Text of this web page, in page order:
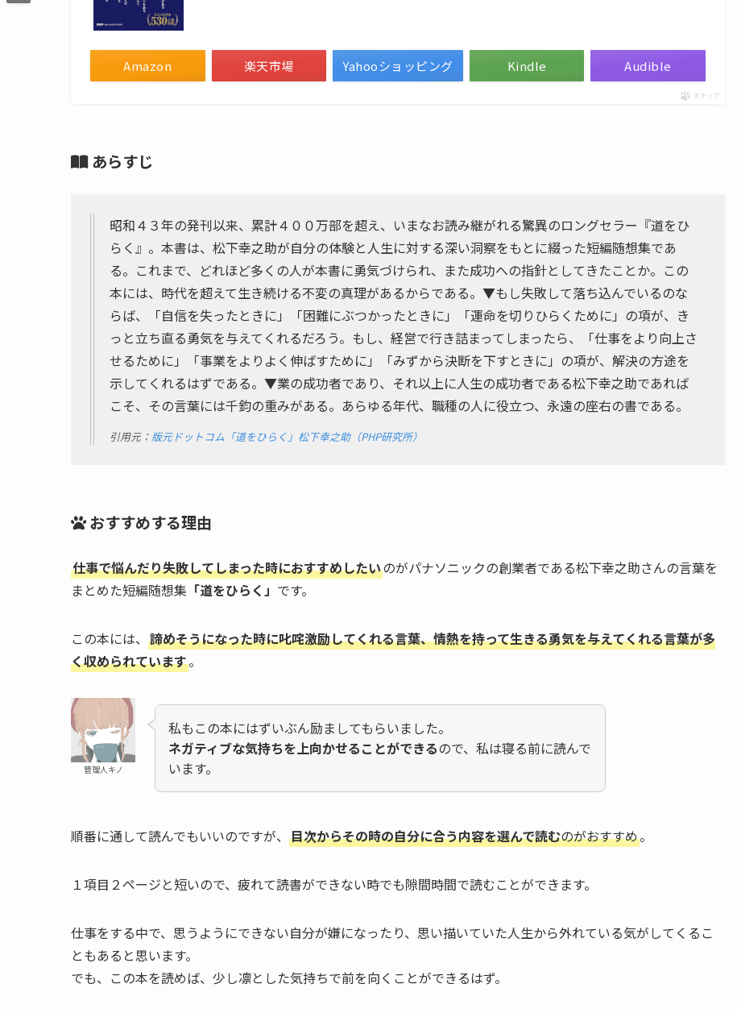
Amazon 楽天市場 Yahooショッピング Kindle Audible
ポチップ
あらすじ
昭和４３年の発刊以来、累計４００万部を超え、いまなお読み継がれる驚異のロングセラー『道をひ
らく』。本書は、松下幸之助が自分の体験と人生に対する深い洞察をもとに綴った短編随想集であ
る。これまで、どれほど多くの人が本書に勇気づけられ、また成功への指針としてきたことか。この
本には、時代を超えて生き続ける不変の真理があるからである。▼もし失敗して落ち込んでいるのな
らば、「自信を失ったときに」「困難にぶつかったときに」「運命を切りひらくために」の項が、き
っと立ち直る勇気を与えてくれるだろう。もし、経営で行き詰まってしまったら、「仕事をより向上さ
せるために」「事業をよりよく伸ばすために」「みずから決断を下すときに」の項が、解決の方途を
示してくれるはずである。▼業の成功者であり、それ以上に人生の成功者である松下幸之助であれば
こそ、その言葉には千鈞の重みがある。あらゆる年代、職種の人に役立つ、永遠の座右の書である。
引用元：版元ドットコム「道をひらく」松下幸之助（PHP研究所）
おすすめする理由
仕事で悩んだり失敗してしまった時におすすめしたいのがパナソニックの創業者である松下幸之助さんの言葉を
まとめた短編随想集 「道をひらく」 です。
この本には、 諦めそうになった時に叱咤激励してくれる言葉、情熱を持って生きる勇気を与えてくれる言葉が多
く収められています。
管理人キノ
私もこの本にはずいぶん励ましてもらいました。
ネガティブな気持ちを上向かせることができるので、私は寝る前に読んで
います。
順番に通して読んでもいいのですが、 目次からその時の自分に合う内容を選んで読むのがおすすめ。
１項目２ページと短いので、疲れて読書ができない時でも隙間時間で読むことができます。
仕事をする中で、思うようにできない自分が嫌になったり、思い描いていた人生から外れている気がしてくるこ
ともあると思います。
でも、この本を読めば、少し凛とした気持ちで前を向くことができるはず。